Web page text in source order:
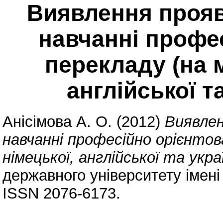
Виявлення
навчанні
перекладу (на
англійської
Анісімова А. О. (2012)
навчанні професійно
німецької, англійської та
державного університету
ISSN 2076-6173.